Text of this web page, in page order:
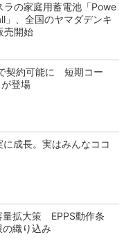
ラの家庭用蓄電池「Powe
」、全国のヤマダデンキ
売開始
契約可能に 短期コー
登場
成長。実はみんなココ
量拡大策 EPPS動作条
織り込み